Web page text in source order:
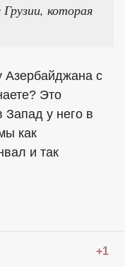
которая
Азербайджана с
Это
Запад у него в
как
и так
+1